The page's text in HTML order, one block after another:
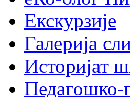
Екскурзије
Галерија
Историјат
Педагошко-